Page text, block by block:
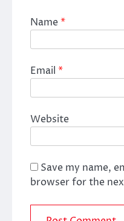
Name*
Email *
Website
Save my name,
browser for the